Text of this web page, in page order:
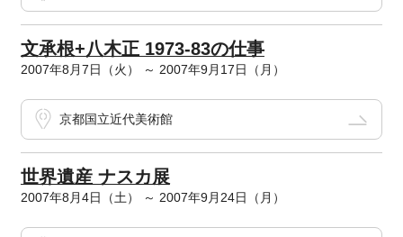
文承根+八木正 1973-83の仕事
2007年8月7日（火） ～ 2007年9月17日（月）
京都国立近代美術館
世界遺産 ナスカ展
2007年8月4日（土） ～ 2007年9月24日（月）